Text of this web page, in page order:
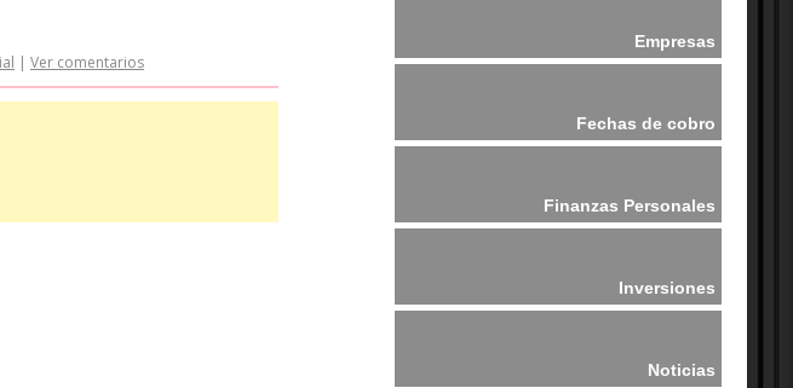
| Ver comentarios
Empresas
Fechas de cobro
Finanzas Personales
Inversiones
Noticias